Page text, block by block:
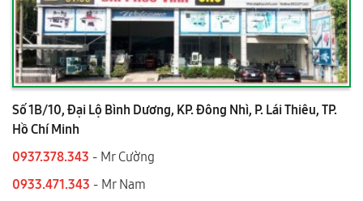
Số 1B/10, Đại Lộ Bình Dương, KP. Đông Nhì, P. Lái Thiêu, TP.
Hồ Chí Minh
0937.378.343 - Mr Cường
0933.471.343 - Mr Nam